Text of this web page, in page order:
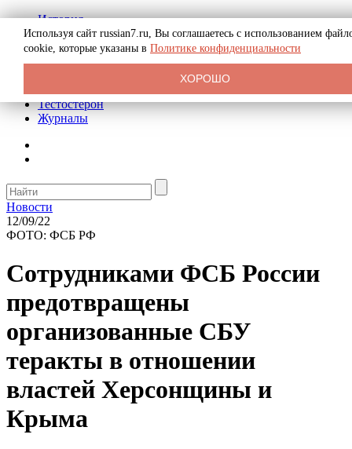
История
Биография
Криминал
Реклама на сайте
Тестостерон
Журналы
Новости
12/09/22
ФОТО: ФСБ РФ
Сотрудниками ФСБ России
предотвращены
организованные СБУ
теракты в отношении
властей Херсонщины и
Крыма
Используя сайт russian7.ru, Вы соглашаетесь с использованием
cookie, которые указаны в Политике конфиденциальности
ХОРОШО